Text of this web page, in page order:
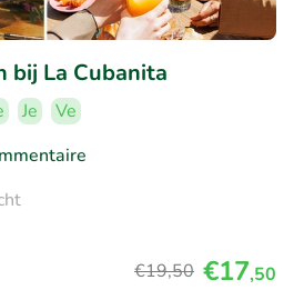
bij La Cubanita
Je
Ve
€19,50 €17,50